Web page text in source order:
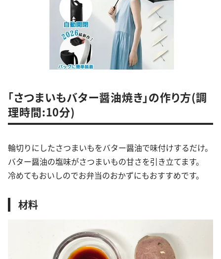
「さつまいもバター醤油焼き」の作り方(調
理時間:10分)
輪切りにしたさつまいもをバター醤油で味付けするだけ。
バター醤油の塩味がさつまいもの甘さを引き立てます。
冷めてもおいしのでお弁当のおかずにもおすすめです。
材料